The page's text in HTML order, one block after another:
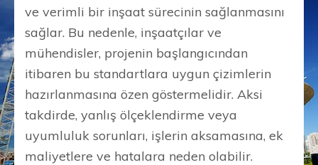
ve verimli bir inşaat sürecinin sağlanmasını
sağlar. Bu nedenle, inşaatçılar ve
mühendisler, projenin başlangıcından
itibaren bu standartlara uygun çizimlerin
hazırlanmasına özen göstermelidir. Aksi
takdirde, yanlış ölçeklendirme veya
uyumluluk sorunları, işlerin aksamasına, ek
maliyetlere ve hatalara neden olabilir.